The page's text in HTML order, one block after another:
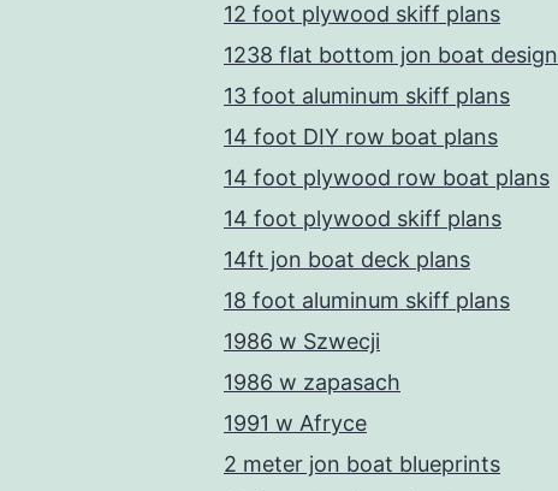
12 foot plywood skiff plans
1238 flat bottom jon boat design
13 foot aluminum skiff plans
14 foot DIY row boat plans
14 foot plywood row boat plans
14 foot plywood skiff plans
14ft jon boat deck plans
18 foot aluminum skiff plans
1986 w Szwecji
1986 w zapasach
1991 w Afryce
2 meter jon boat blueprints